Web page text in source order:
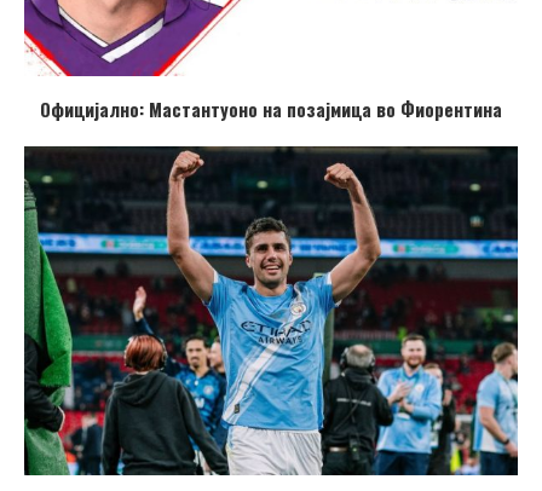
Официјално: Мастантуоно на позајмица во Фиорентина